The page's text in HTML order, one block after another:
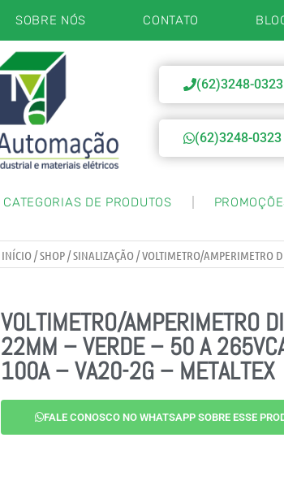
SOBRE NÓS CONTATO
(62)3248-0323
(62)3248-0323
CATEGORIAS DE PRODUTOS
INÍCIO/SHOP/SINALIZAÇÃO/ VOLTIMETRO/AMPERIMETRO
VOLTIMETRO/AMPERIMETRO
22MM – VERDE – 50 A
100A – VA20-2G – METALTEX
FALE CONOSCO NO WHATSAPP SOBRE ESSE